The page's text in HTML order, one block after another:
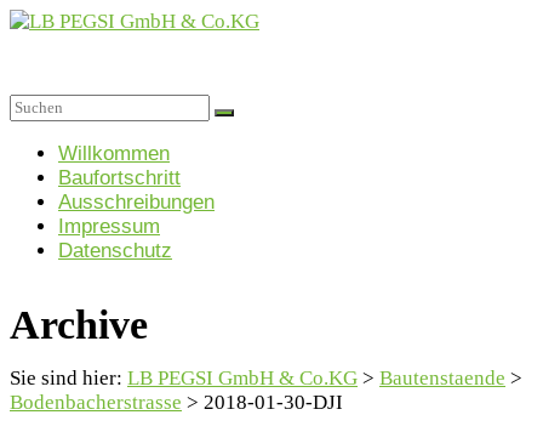
Zum
LB
PEGSI
GmbH
Co.KG
Sozialimmobilien
&
Co.
Menü Willkommen
Baufortschritt
Ausschreibungen
Impressum
Datenschutz
Archive
Sie sind hier: LB PEGSI GmbH & Co.KG > Bautenstaende >
Bodenbacherstrasse > 2018-01-30-DJI